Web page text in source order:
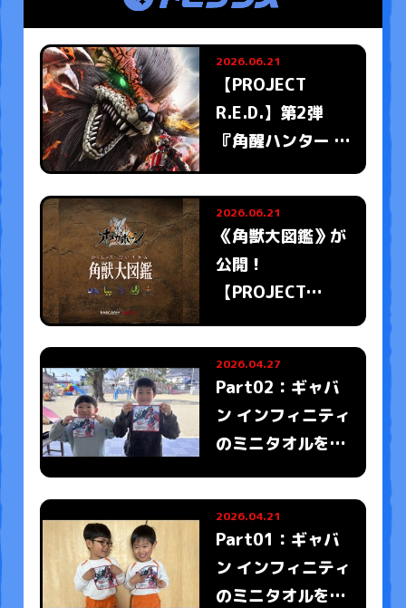
2026.06.21
【PROJECT
R.E.D.】第2弾
『角醒ハンター オ
メガホーン』誕
生！！
2026.06.21
《角獣大図鑑》が
公開！
【PROJECT
R.E.D.】 『角醒ハ
ンター オメガホー
ン』
2026.04.27
Part02：ギャバ
ン インフィニティ
のミニタオルをも
ったみんなの写真
がとどいたよ
2026.04.21
Part01：ギャバ
ン インフィニティ
のミニタオルをも